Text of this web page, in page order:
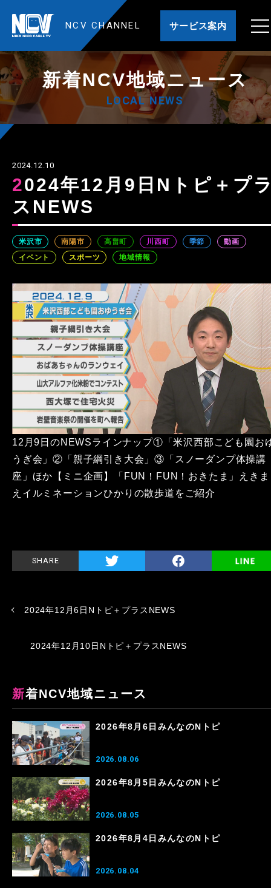
NCV CHANNEL サービス案内
新着NCV地域ニュース
LOCAL NEWS
2024.12.10
2024年12月9日Nトピ＋プラ
スNEWS
米沢市 南陽市 高畠町 川西町 季節
動画
イベント
スポーツ 地域情報
12月9日のNEWSラインナップ①「米沢西部こども園お
うぎ会」②「親子綱引き大会」③「スノーダンプ体操講
座」ほか【ミニ企画】「FUN！FUN！おきたま」えきま
えイルミネーションひかりの散歩道をご紹介
SHARE
2024年12月6日Nトピ＋プラスNEWS
2024年12月10日Nトピ＋プラスNEWS
新着NCV地域ニュース
2026年8月6日みんなのNトピ
2026.08.06
2026年8月5日みんなのNトピ
2026.08.05
2026年8月4日みんなのNトピ
2026.08.04